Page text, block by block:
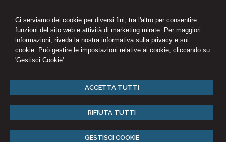
Ci serviamo dei cookie per diversi fini, tra l'altro per consentire
funzioni del sito web e attività di marketing mirate. Per maggiori
informazioni, riveda la nostra informativa sulla privacy e sui
cookie. Può gestire le impostazioni relative ai cookie, cliccando su
'Gestisci Cookie'
ACCETTA TUTTI
RIFIUTA TUTTI
GESTISCI COOKIE